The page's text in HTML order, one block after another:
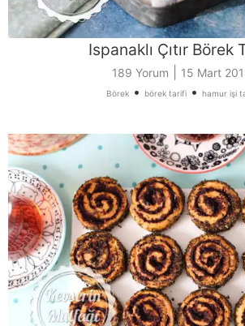
Ispanaklı Çıtır Börek
189 Yorum 15 Mart
Börek • börek tarifi • hamur işi